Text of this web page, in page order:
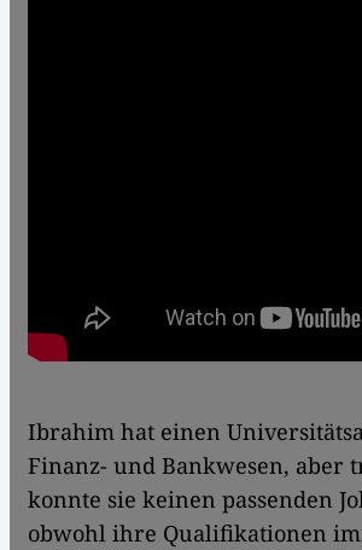
Ibrahim hat einen
Finanz- und Bankwesen, aber
konnte sie keinen passenden
obwohl ihre Qualifikationen